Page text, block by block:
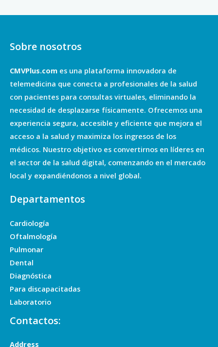
Sobre nosotros
CMVPlus.com es una plataforma innovadora de
telemedicina que conecta a profesionales de la salud
con pacientes para consultas virtuales, eliminando la
necesidad de desplazarse físicamente. Ofrecemos una
experiencia segura, accesible y eficiente que mejora el
acceso a la salud y maximiza los ingresos de los
médicos. Nuestro objetivo es convertirnos en líderes en
el sector de la salud digital, comenzando en el mercado
local y expandiéndonos a nivel global.
Departamentos
Cardiología
Oftalmología
Pulmonar
Dental
Diagnóstica
Para discapacitadas
Laboratorio
Contactos:
Address